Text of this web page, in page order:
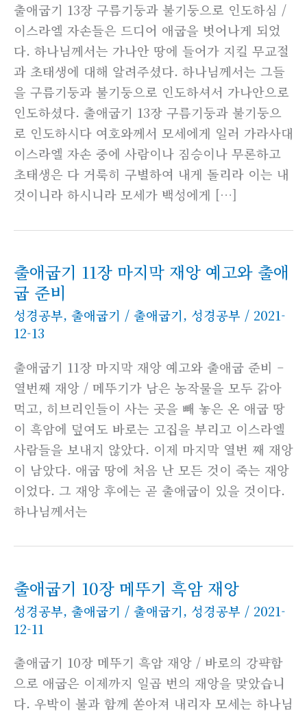
출애굽기 13장 구름기둥과 불기둥으로 인도하심 /
이스라엘 자손들은 드디어 애굽을 벗어나게 되었
다. 하나님께서는 가나안 땅에 들어가 지킬 무교절
과 초태생에 대해 알려주셨다. 하나님께서는 그들
을 구름기둥과 불기둥으로 인도하셔서 가나안으로
인도하셨다. 출애굽기 13장 구름기둥과 불기둥으
로 인도하시다 여호와께서 모세에게 일러 가라사대
이스라엘 자손 중에 사람이나 짐승이나 무론하고
초태생은 다 거룩히 구별하여 내게 돌리라 이는 내
것이니라 하시니라 모세가 백성에게 […]
출애굽기 11장 마지막 재앙 예고와 출애
굽 준비
성경공부, 출애굽기 / 출애굽기, 성경공부 / 2021-
12-13
출애굽기 11장 마지막 재앙 예고와 출애굽 준비 –
열번째 재앙 / 메뚜기가 남은 농작물을 모두 갉아
먹고, 히브리인들이 사는 곳을 빼 놓은 온 애굽 땅
이 흑암에 덮여도 바로는 고집을 부리고 이스라엘
사람들을 보내지 않았다. 이제 마지막 열번 째 재앙
이 남았다. 애굽 땅에 처음 난 모든 것이 죽는 재앙
이었다. 그 재앙 후에는 곧 출애굽이 있을 것이다.
하나님께서는
출애굽기 10장 메뚜기 흑암 재앙
성경공부, 출애굽기 / 출애굽기, 성경공부 / 2021-
12-11
출애굽기 10장 메뚜기 흑암 재앙 / 바로의 강퍅함
으로 애굽은 이제까지 일곱 번의 재앙을 맞았습니
다. 우박이 불과 함께 쏟아져 내리자 모세는 하나님